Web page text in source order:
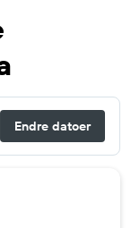
Endre datoer